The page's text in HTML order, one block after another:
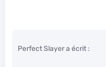
Perfect Slayer a écrit :